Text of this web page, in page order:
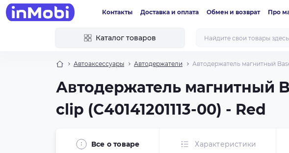
Контакты Доставка и оплата Обмен и возврат Про
Каталог товаров
Автоаксессуары Автодержатели Автодержатель магнитный
Автодержатель магнитный
clip (C40141201113-00) - Red
Все о товаре Характеристики